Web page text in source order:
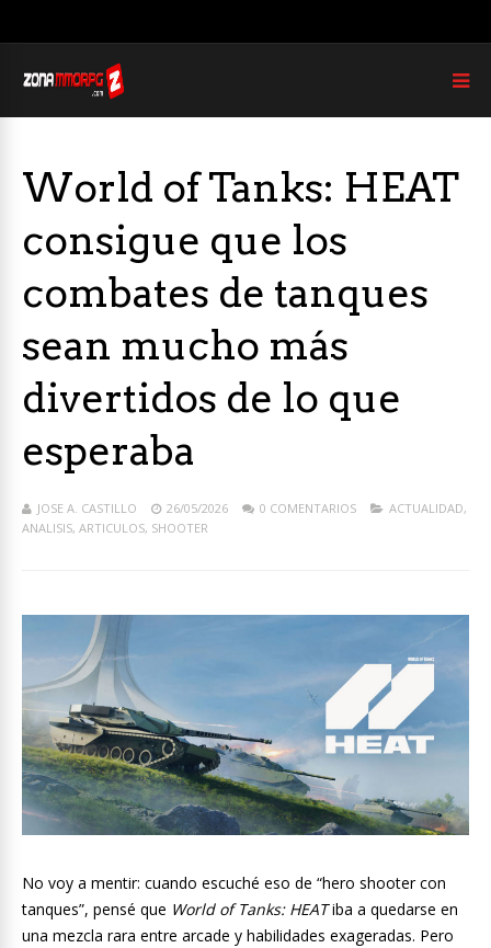
World of Tanks: HEAT
consigue que los
combates de tanques
sean mucho más
divertidos de lo que
esperaba
JOSE A. CASTILLO 26/05/2026 0 COMENTARIOS ACTUALIDAD,
ANALISIS, ARTICULOS, SHOOTER
No voy a mentir: cuando escuché eso de “hero shooter con
tanques”, pensé que World of Tanks: HEATiba a quedarse en
una mezcla rara entre arcade y habilidades exageradas. Pero